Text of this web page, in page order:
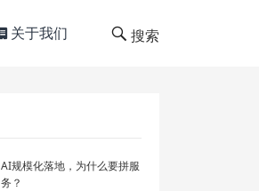
关于我们 搜索
AI规模化落地，为什么要拼服
务？